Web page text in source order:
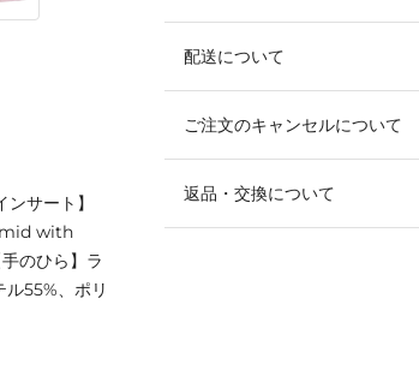
配送について
ご注文のキャンセルについて
返品・交換について
サート】
with
のひら】ラ
55%、ポリ